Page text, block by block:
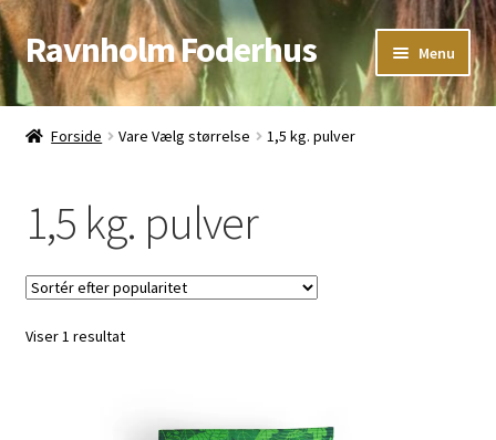
Spring
til
navigation
Spring
til
indhold
Ravnholm Foderhus Menu
Åbningstider
Forside Vare Vælg størrelse 1,5 kg. pulver
1,5 kg. pulver
Viser 1 resultat